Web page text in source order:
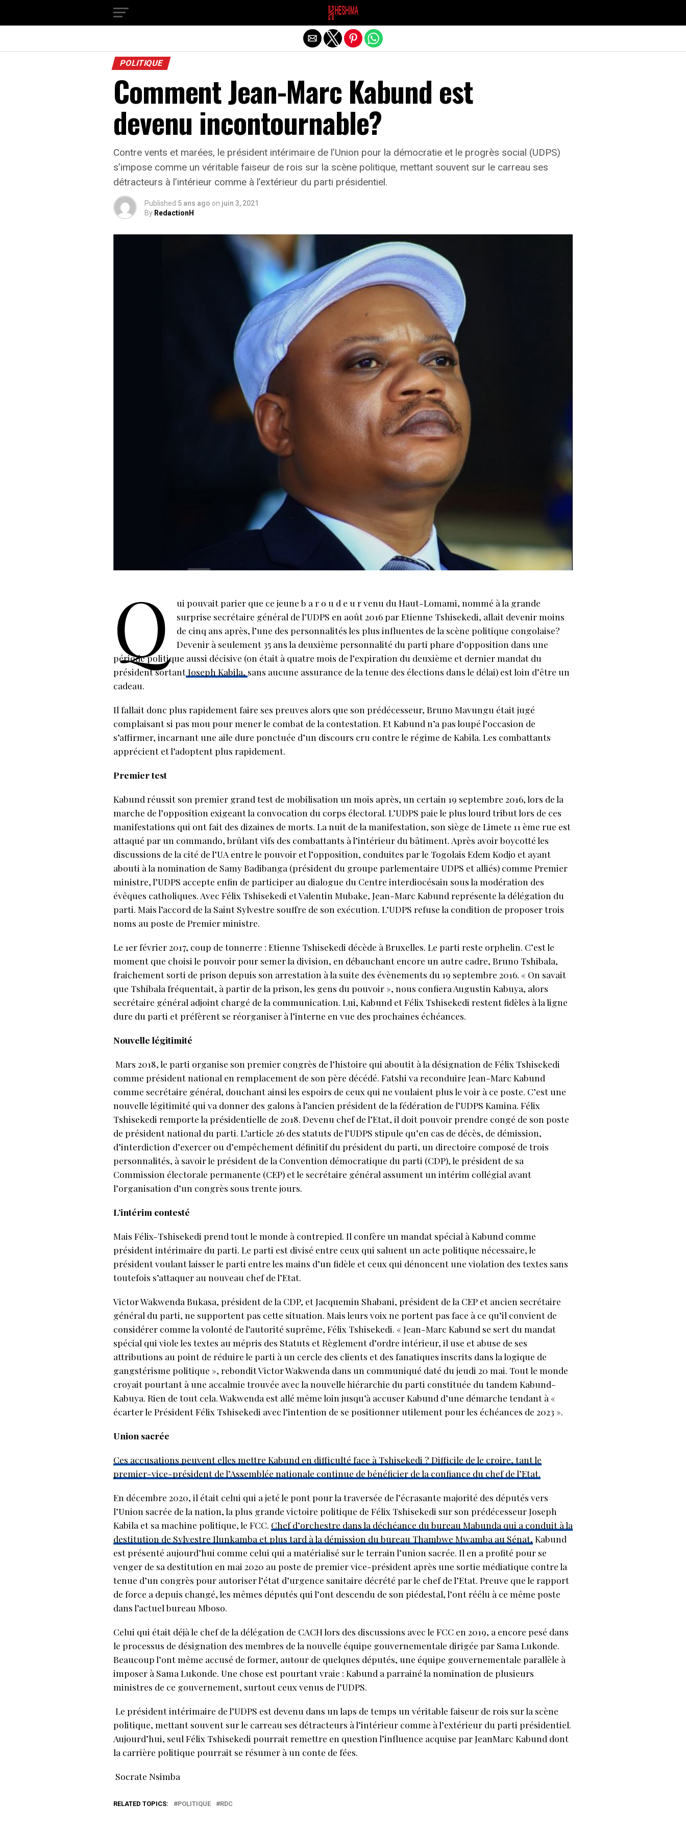
POLITIQUE
Comment Jean-Marc Kabund est
devenu incontournable?
Contre vents et marées, le président intérimaire de l’Union pour la démocratie et le progrès social (UDPS)
s’impose comme un véritable faiseur de rois sur la scène politique, mettant souvent sur le carreau ses
détracteurs à l’intérieur comme à l’extérieur du parti présidentiel.
Published 5 ans ago on juin 3, 2021
By RedactionH
Q
ui pouvait parier que ce jeune b a r o u d e u r venu du Haut-Lomami, nommé à la grande
surprise secrétaire général de l’UDPS en août 2016 par Etienne Tshisekedi, allait devenir moins
de cinq ans après, l’une des personnalités les plus influentes de la scène politique congolaise?
Devenir à seulement 35 ans la deuxième personnalité du parti phare d’opposition dans une
période politique aussi décisive (on était à quatre mois de l’expiration du deuxième et dernier mandat du
président sortantJoseph Kabila, sans aucune assurance de la tenue des élections dans le délai) est loin d’être un
cadeau.
Il fallait donc plus rapidement faire ses preuves alors que son prédécesseur, Bruno Mavungu était jugé
complaisant si pas mou pour mener le combat de la contestation. Et Kabund n’a pas loupé l’occasion de
s’affirmer, incarnant une aile dure ponctuée d’un discours cru contre le régime de Kabila. Les combattants
apprécient et l’adoptent plus rapidement.
Premier test
Kabund réussit son premier grand test de mobilisation un mois après, un certain 19 septembre 2016, lors de la
marche de l’opposition exigeant la convocation du corps électoral. L’UDPS paie le plus lourd tribut lors de ces
manifestations qui ont fait des dizaines de morts. La nuit de la manifestation, son siège de Limete 11 ème rue est
attaqué par un commando, brûlant vifs des combattants à l’intérieur du bâtiment. Après avoir boycotté les
discussions de la cité de l’UA entre le pouvoir et l’opposition, conduites par le Togolais Edem Kodjo et ayant
abouti à la nomination de Samy Badibanga (président du groupe parlementaire UDPS et alliés) comme Premier
ministre, l’UDPS accepte enfin de participer au dialogue du Centre interdiocésain sous la modération des
évêques catholiques. Avec Félix Tshisekedi et Valentin Mubake, Jean-Marc Kabund représente la délégation du
parti. Mais l’accord de la Saint Sylvestre souffre de son exécution. L’UDPS refuse la condition de proposer trois
noms au poste de Premier ministre.
Le 1er février 2017, coup de tonnerre : Etienne Tshisekedi décède à Bruxelles. Le parti reste orphelin. C’est le
moment que choisi le pouvoir pour semer la division, en débauchant encore un autre cadre, Bruno Tshibala,
fraichement sorti de prison depuis son arrestation à la suite des évènements du 19 septembre 2016. « On savait
que Tshibala fréquentait, à partir de la prison, les gens du pouvoir », nous confiera Augustin Kabuya, alors
secrétaire général adjoint chargé de la communication. Lui, Kabund et Félix Tshisekedi restent fidèles à la ligne
dure du parti et préfèrent se réorganiser à l’interne en vue des prochaines échéances.
Nouvelle légitimité
Mars 2018, le parti organise son premier congrès de l’histoire qui aboutit à la désignation de Félix Tshisekedi
comme président national en remplacement de son père décédé. Fatshi va reconduire Jean-Marc Kabund
comme secrétaire général, douchant ainsi les espoirs de ceux qui ne voulaient plus le voir à ce poste. C’est une
nouvelle légitimité qui va donner des galons à l’ancien président de la fédération de l’UDPS Kamina. Félix
Tshisekedi remporte la présidentielle de 2018. Devenu chef de l’Etat, il doit pouvoir prendre congé de son poste
de président national du parti. L’article 26 des statuts de l’UDPS stipule qu’en cas de décès, de démission,
d’interdiction d’exercer ou d’empêchement définitif du président du parti, un directoire composé de trois
personnalités, à savoir le président de la Convention démocratique du parti (CDP), le président de sa
Commission électorale permanente (CEP) et le secrétaire général assument un intérim collégial avant
l’organisation d’un congrès sous trente jours.
L’intérim contesté
Mais Félix-Tshisekedi prend tout le monde à contrepied. Il confère un mandat spécial à Kabund comme
président intérimaire du parti. Le parti est divisé entre ceux qui saluent un acte politique nécessaire, le
président voulant laisser le parti entre les mains d’un fidèle et ceux qui dénoncent une violation des textes sans
toutefois s’attaquer au nouveau chef de l’Etat.
Victor Wakwenda Bukasa, président de la CDP, et Jacquemin Shabani, président de la CEP et ancien secrétaire
général du parti, ne supportent pas cette situation. Mais leurs voix ne portent pas face à ce qu’il convient de
considérer comme la volonté de l’autorité suprême, Félix Tshisekedi. « Jean-Marc Kabund se sert du mandat
spécial qui viole les textes au mépris des Statuts et Règlement d’ordre intérieur, il use et abuse de ses
attributions au point de réduire le parti à un cercle des clients et des fanatiques inscrits dans la logique de
gangstérisme politique », rebondit Victor Wakwenda dans un communiqué daté du jeudi 20 mai. Tout le monde
croyait pourtant à une accalmie trouvée avec la nouvelle hiérarchie du parti constituée du tandem Kabund-
Kabuya. Rien de tout cela. Wakwenda est allé même loin jusqu’à accuser Kabund d’une démarche tendant à «
écarter le Président Félix Tshisekedi avec l’intention de se positionner utilement pour les échéances de 2023 ».
Union sacrée
Ces accusations peuvent elles mettre Kabund en difficulté face à Tshisekedi ? Difficile de le croire, tant le
premier-vice-président de l’Assemblée nationale continue de bénéficier de la confiance du chef de l’Etat.
En décembre 2020, il était celui qui a jeté le pont pour la traversée de l’écrasante majorité des députés vers
l’Union sacrée de la nation, la plus grande victoire politique de Félix Tshisekedi sur son prédécesseur Joseph
Kabila et sa machine politique, le FCC. Chef d’orchestre dans la déchéance du bureau Mabunda qui a conduit à la
destitution de Sylvestre Ilunkamba et plus tard à la démission du bureau Thambwe Mwamba au Sénat, Kabund
est présenté aujourd’hui comme celui qui a matérialisé sur le terrain l’union sacrée. Il en a profité pour se
venger de sa destitution en mai 2020 au poste de premier vice-président après une sortie médiatique contre la
tenue d’un congrès pour autoriser l’état d’urgence sanitaire décrété par le chef de l’Etat. Preuve que le rapport
de force a depuis changé, les mêmes députés qui l’ont descendu de son piédestal, l’ont réélu à ce même poste
dans l’actuel bureau Mboso.
Celui qui était déjà le chef de la délégation de CACH lors des discussions avec le FCC en 2019, a encore pesé dans
le processus de désignation des membres de la nouvelle équipe gouvernementale dirigée par Sama Lukonde.
Beaucoup l’ont même accusé de former, autour de quelques députés, une équipe gouvernementale parallèle à
imposer à Sama Lukonde. Une chose est pourtant vraie : Kabund a parrainé la nomination de plusieurs
ministres de ce gouvernement, surtout ceux venus de l’UDPS.
Le président intérimaire de l’UDPS est devenu dans un laps de temps un véritable faiseur de rois sur la scène
politique, mettant souvent sur le carreau ses détracteurs à l’intérieur comme à l’extérieur du parti présidentiel.
Aujourd’hui, seul Félix Tshisekedi pourrait remettre en question l’influence acquise par JeanMarc Kabund dont
la carrière politique pourrait se résumer à un conte de fées.
Socrate Nsimba
RELATED TOPICS: POLITIQUE RDC
Quitter la version mobile